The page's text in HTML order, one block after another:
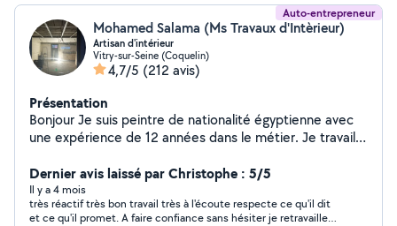
Auto-entrepreneur
Mohamed Salama (Ms Travaux d'Intèrieur)
Artisan d'intérieur
Vitry-sur-Seine (Coquelin)
4,7/5 (212 avis)
Présentation
Bonjour Je suis peintre de nationalité égyptienne avec
une expérience de 12 années dans le métier. Je travaille
début de chantier (paiement total à reception du
chantier. Si vous êtes intéressés, n'hesitez pas pour tout
renseignement comcordialement ap Bien cordialement
Dernier avis laissé par Christophe : 5/5
Il y a 4 mois
très réactif très bon travail très à l'écoute respecte ce qu'il dit
et ce qu'il promet. A faire confiance sans hésiter je retravaille